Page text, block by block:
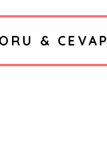
& CEVAP